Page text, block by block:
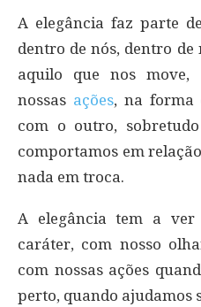
A elegância faz parte
dentro de nós, dentro de
aquilo que nos move,
nossas ações, na forma
com o outro,
comportamos em
nada em troca.
A elegância tem a
caráter, com nosso
com nossas ações
perto, quando ajudamos